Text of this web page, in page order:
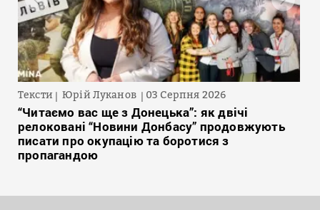
Тексти Юрій Луканов 03 Серпня 2026
“Читаємо вас ще з Донецька”: як двічі
релоковані “Новини Донбасу” продовжують
писати про окупацію та боротися з
пропагандою